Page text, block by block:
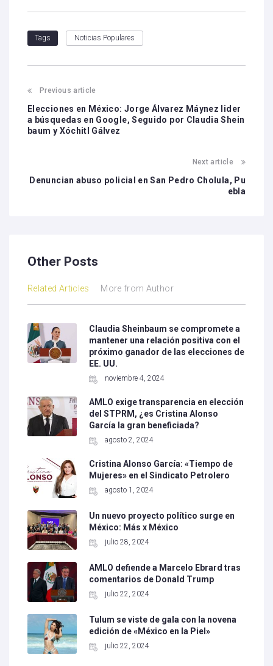
Tags Noticias Populares
Previous article
Elecciones en México: Jorge Álvarez Máynez lider
a búsquedas en Google, Seguido por Claudia Shein
baum y Xóchitl Gálvez
Next article
Denuncian abuso policial en San Pedro Cholula, Pu
ebla
Other Posts
Related Articles More from Author
Claudia Sheinbaum se compromete a
mantener una relación positiva con el
próximo ganador de las elecciones de
EE. UU.
noviembre 4, 2024
AMLO exige transparencia en elección
del STPRM, ¿es Cristina Alonso
García la gran beneficiada?
agosto 2, 2024
Cristina Alonso García: «Tiempo de
Mujeres» en el Sindicato Petrolero
agosto 1, 2024
Un nuevo proyecto político surge en
México: Más x México
julio 28, 2024
AMLO defiende a Marcelo Ebrard tras
comentarios de Donald Trump
julio 22, 2024
Tulum se viste de gala con la novena
edición de «México en la Piel»
julio 22, 2024